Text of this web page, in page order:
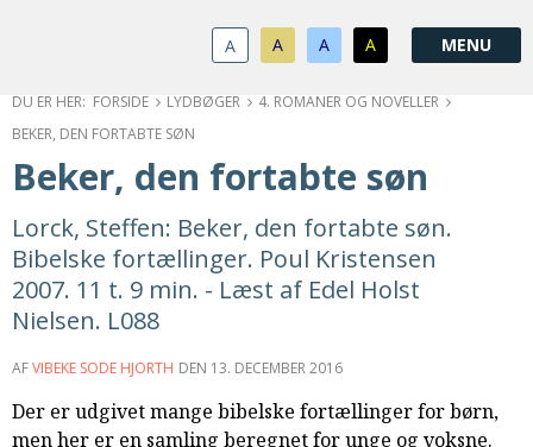
og
gå
indhold
forsiden
guide
for
1.2:
Bestyrelse
1.3:
Økonomi
1.5:
Privatlivspolitik
Vedtægter
2.0:
Nyheder
3.0:
Kalender
4.0:
Kristeligt
Lydbibliotek
udlån
6.0:
Bibelen
A A A A
FORSIDE LYDBØGER
4. ROMANER OG NOVELLER
BEKER, DEN FORTABTE SØN
Beker, den fortabte søn
Lorck, Steffen: Beker, den fortabte søn.
Bibelske fortællinger. Poul Kristensen
2007. 11 t. 9 min. - Læst af Edel Holst
Nielsen. L088
AFVIBEKE SODE HJORTH DEN 13. DECEMBER 2016
Der er udgivet mange bibelske fortællinger for børn,
men her er en samling beregnet for unge og voksne.